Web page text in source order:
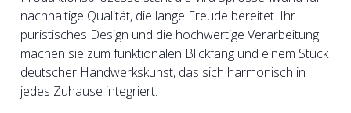
nachhaltige Qualität, die lange Freude bereitet. Ihr
puristisches Design und die hochwertige Verarbeitung
machen sie zum funktionalen Blickfang und einem Stück
deutscher Handwerkskunst, das sich harmonisch in
jedes Zuhause integriert.